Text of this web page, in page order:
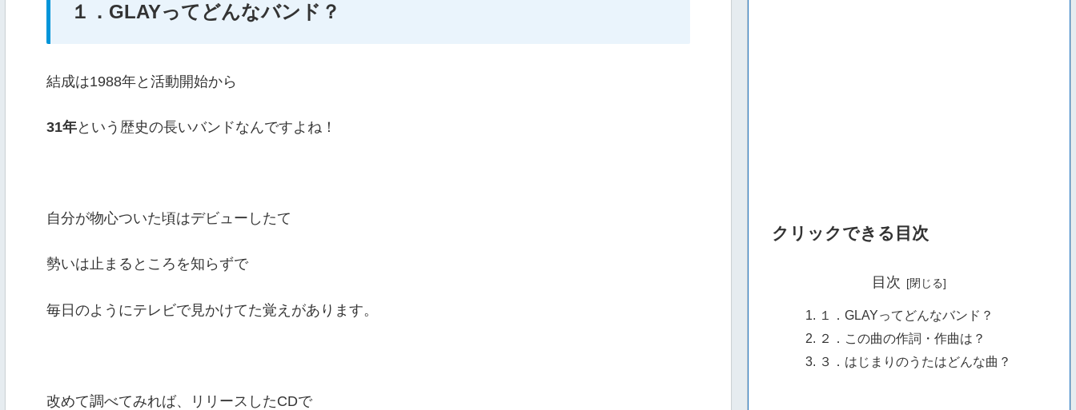
１．GLAYってどんなバンド？
結成は1988年と活動開始から
31年という歴史の長いバンドなんですよね！
自分が物心ついた頃はデビューしたて
勢いは止まるところを知らずで
毎日のようにテレビで見かけてた覚えがあります。
改めて調べてみれば、リリースしたCDで
クリックできる目次
目次
１．GLAYってどんなバンド？
２．この曲の作詞・作曲は？
３．はじまりのうたはどんな曲？